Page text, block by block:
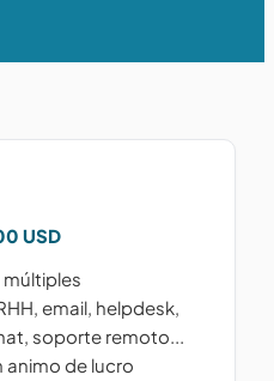
USD
email, helpdesk,
soporte remoto...
animo de lucro